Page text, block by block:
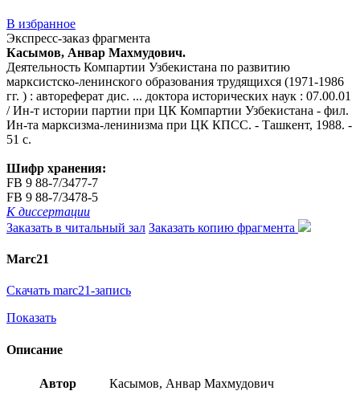
В избранное
Экспресс-заказ фрагмента
Касымов, Анвар Махмудович.
Деятельность Компартии Узбекистана по развитию
марксистско-ленинского образования трудящихся (1971-1986
гг. ) : автореферат дис. ... доктора исторических наук : 07.00.01
/ Ин-т истории партии при ЦК Компартии Узбекистана - фил.
Ин-та марксизма-ленинизма при ЦК КПСС. - Ташкент, 1988. -
51 с.
Шифр хранения:
FB 9 88-7/3477-7
FB 9 88-7/3478-5
К диссертации
Заказать в читальный зал Заказать копию фрагмента
Marc21
Скачать marc21-запись
Показать
Описание
Автор Касымов, Анвар Махмудович